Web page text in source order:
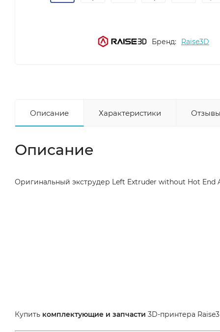
Бренд: Raise3D
Описание Характеристики
Описание
Оригинальный экструдер Left Extruder without Hot End
Купить комплектующие и запчасти 3D-принтера